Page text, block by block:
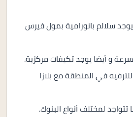
سلالم بانورامية بمول فيرس
و أيضا يوجد تكيفات مركزية.
في المنطقة مع بلازا
لمختلف أنواع البنوك.